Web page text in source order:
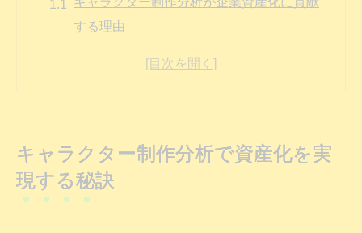
する理由
問い合わせ増加に繋がる制作・分析のポイ
ント
キャラクター制作分析で資産化を実
現する秘訣